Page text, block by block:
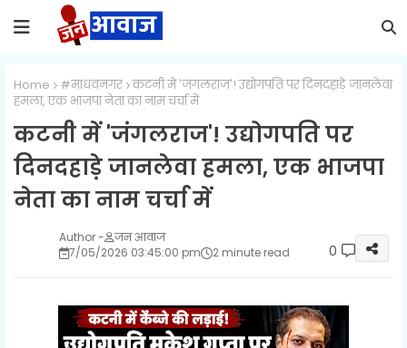
Home #माधवनगर कटनी में 'जंगलराज'! उद्योगपति पर दिनदहाड़े जानलेवा
हमला, एक भाजपा नेता का नाम चर्चा में
कटनी में 'जंगलराज'! उद्योगपति पर
दिनदहाड़े जानलेवा हमला, एक भाजपा
नेता का नाम चर्चा में
जन आवाज
7/05/2026 03:45:00 pm
2 minute read 0